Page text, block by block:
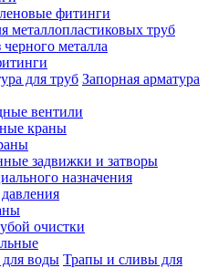
фитинги
металлопластиковых труб
металла
Запорная арматура
вентили
краны
задвижки и затворы
назначения
очистки
Трапы и сливы для